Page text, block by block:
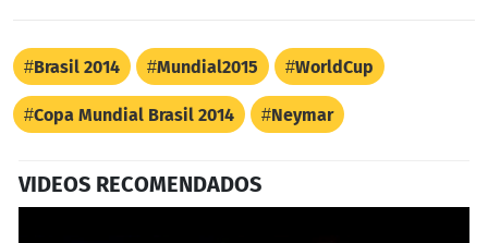
Brasil 2014 Mundial2015 WorldCup
Copa Mundial Brasil 2014 Neymar
VIDEOS RECOMENDADOS